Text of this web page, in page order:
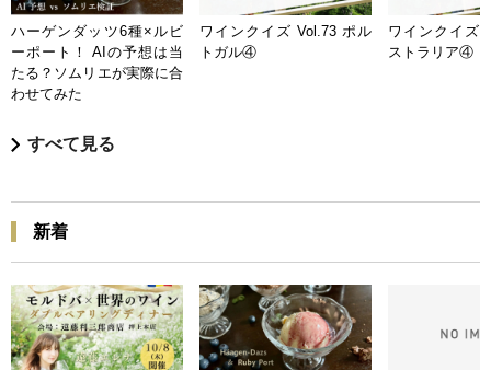
ハーゲンダッツ6種×ルビ
ーポート！ AIの予想は当
たる？ソムリエが実際に合
わせてみた
ワインクイズ Vol.73 ポル
トガル④
ワインクイズ
ストラリア④
すべて見る
新着